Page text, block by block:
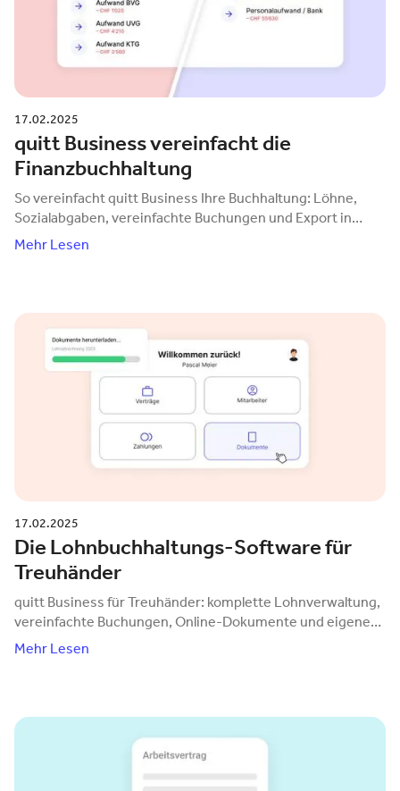
17.02.2025
quitt Business vereinfacht die
Finanzbuchhaltung
So vereinfacht quitt Business Ihre Buchhaltung: Löhne,
Sozialabgaben, vereinfachte Buchungen und Export in
jedes Buchhaltungsprogramm.
Mehr Lesen
17.02.2025
Die Lohnbuchhaltungs-Software für
Treuhänder
quitt Business für Treuhänder: komplette Lohnverwaltung,
vereinfachte Buchungen, Online-Dokumente und eigener
Administratorzugang.
Mehr Lesen